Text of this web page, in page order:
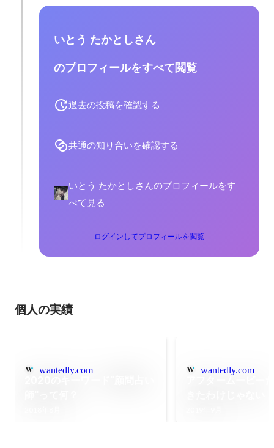
いとう たかとしさん
のプロフィールをすべて閲覧
過去の投稿を確認する
共通の知り合いを確認する
いとう たかとしさんのプロフィールをす
べて見る
ログインしてプロフィールを閲覧
個人の実績
wantedly.com wantedly.com